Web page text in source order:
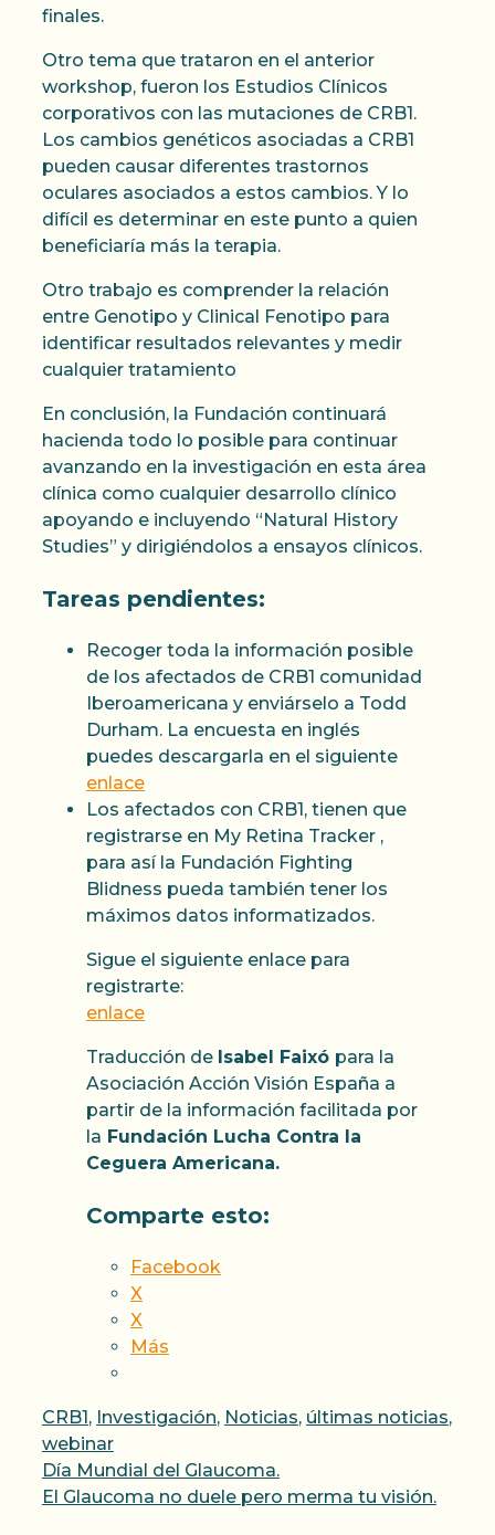
finales.
Otro tema que trataron en el anterior
workshop, fueron los Estudios Clínicos
corporativos con las mutaciones de CRB1.
Los cambios genéticos asociadas a CRB1
pueden causar diferentes trastornos
oculares asociados a estos cambios. Y lo
difícil es determinar en este punto a quien
beneficiaría más la terapia.
Otro trabajo es comprender la relación
entre Genotipo y Clinical Fenotipo para
identificar resultados relevantes y medir
cualquier tratamiento
En conclusión, la Fundación continuará
hacienda todo lo posible para continuar
avanzando en la investigación en esta área
clínica como cualquier desarrollo clínico
apoyando e incluyendo “Natural History
Studies” y dirigiéndolos a ensayos clínicos.
Tareas pendientes:
Recoger toda la información posible
de los afectados de CRB1 comunidad
Iberoamericana y enviárselo a Todd
Durham. La encuesta en inglés
puedes descargarla en el siguiente
enlace
Los afectados con CRB1, tienen que
registrarse en My Retina Tracker ,
para así la Fundación Fighting
Blidness pueda también tener los
máximos datos informatizados.
Sigue el siguiente enlace para
registrarte:
enlace
Traducción de Isabel Faixó para la
Asociación Acción Visión España a
partir de la información facilitada por
la Fundación Lucha Contra la
Ceguera Americana.
Comparte esto:
Facebook
X
X
Más
Categorías
CRB1, Investigación, Noticias, últimas noticias,
webinar
Día Mundial del Glaucoma.
El Glaucoma no duele pero merma tu visión.